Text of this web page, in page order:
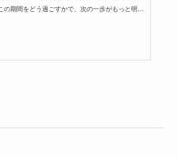
の期間をどう過ごすかで、次の一歩がもっと明る